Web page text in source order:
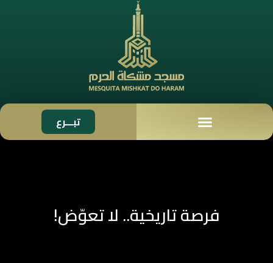
تبـــرع
فرصة تاريخية.. لا تعوّض!